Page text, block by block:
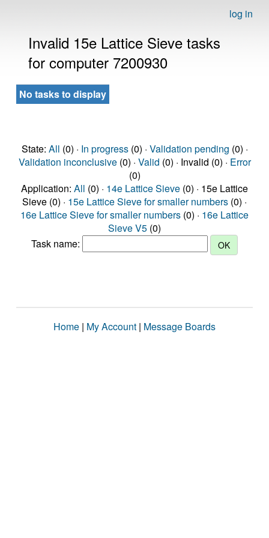
log in
Invalid 15e Lattice Sieve tasks
for computer 7200930
No tasks to display
State: All (0) · In progress(0) · Validation pending (0) ·
Validation inconclusive(0) · Valid (0) · Invalid (0) · Error
(0)
Application: All (0) · 14e Lattice Sieve (0) · 15e Lattice
Sieve (0) · 15e Lattice Sieve for smaller numbers (0) ·
16e Lattice Sieve for smaller numbers (0) · 16e Lattice
Sieve V5 (0)
Task name:
Home | My Account | Message Boards